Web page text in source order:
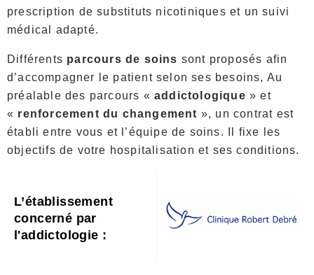
prescription de substituts nicotiniques et un suivi
médical adapté.
Différents parcours de soins sont proposés afin
d’accompagner le patient selon ses besoins, Au
préalable des parcours « addictologique » et
« renforcement du changement », un contrat est
établi entre vous et l’équipe de soins. Il fixe les
objectifs de votre hospitalisation et ses conditions.
L’établissement
concerné par
l'addictologie :